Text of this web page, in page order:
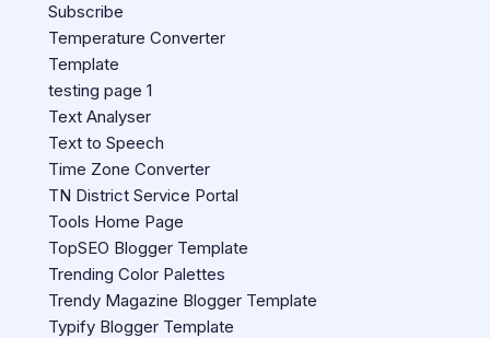
Subscribe
Temperature Converter
Template
testing page 1
Text Analyser
Text to Speech
Time Zone Converter
TN District Service Portal
Tools Home Page
TopSEO Blogger Template
Trending Color Palettes
Trendy Magazine Blogger Template
Typify Blogger Template